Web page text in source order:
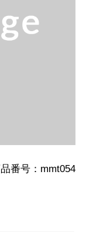
番号：mmt054